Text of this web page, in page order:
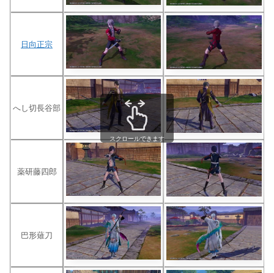
日向正宗
へし切長谷部
薬研藤四郎
巴形薙刀
スクロールできます